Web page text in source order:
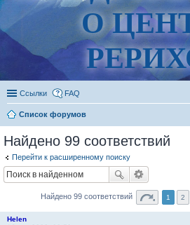
О
Ссылки FAQ
Список форумов
Найдено 99 соответствий
Перейти к расширенному поиску
Найдено 99 соответствий 1 2
Helen